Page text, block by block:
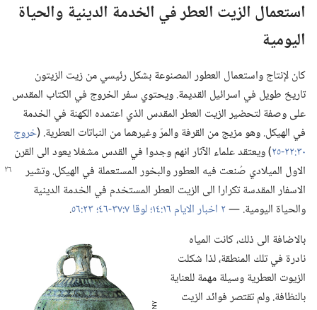
استعمال الزيت العطر في الخدمة الدينية والحياة
اليومية
كان لإنتاج واستعمال العطور المصنوعة بشكل رئيسي من زيت الزيتون
تاريخ طويل في اسرائيل القديمة.‏ ويحتوي سفر الخروج في الكتاب المقدس
على وصفة لتحضير الزيت العطر المقدس الذي اعتمده الكهنة في الخدمة
في الهيكل.‏ وهو مزيج من القرفة والمرّ وغيرهما من النباتات العطرية.‏ (‏خروج
٣٠:‏٢٢-‏٢٥
‏)‏ ويعتقد علماء الآثار انهم وجدوا في القدس مشغلا يعود الى القرن
الاول الميلادي صُنعت فيه العطور والبخورالمستعملة في الهيكل.‏ وتشير
الاسفار المقدسة تكرارا الى الزيت العطر المستخدم في الخدمة الدينية
والحياة اليومية.‏ —‏٢ اخبار الايام ١٦:‏١٤؛‏ لوقا ٧:‏٣٧-‏٤٦؛‏
‏.‏
بالاضافة الى ذلك،‏ كانت المياه
نادرة في تلك المنطقة،‏ لذا شكلت
الزيوت العطرية وسيلة مهمة للعناية
بالنظافة.‏ ولم تقتصر فوائد الزيت